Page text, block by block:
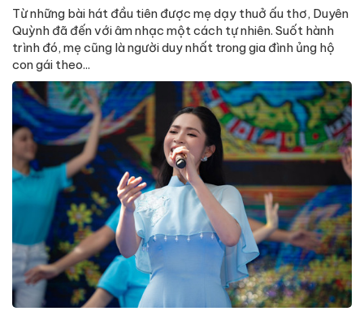
Từ những bài hát đầu tiên được mẹ dạy thuở ấu thơ, Duyên
Quỳnh đã đến với âm nhạc một cách tự nhiên. Suốt hành
trình đó, mẹ cũng là người duy nhất trong gia đình ủng hộ
con gái theo...